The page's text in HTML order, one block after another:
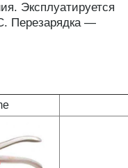
Эксплуатируется
Перезарядка —